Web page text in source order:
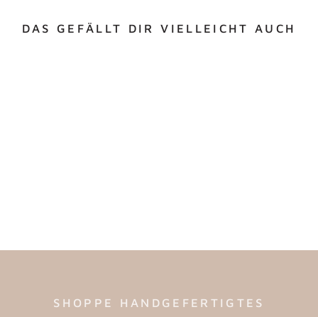
DAS GEFÄLLT DIR VIELLEICHT AUCH
SHOPPE HANDGEFERTIGTES